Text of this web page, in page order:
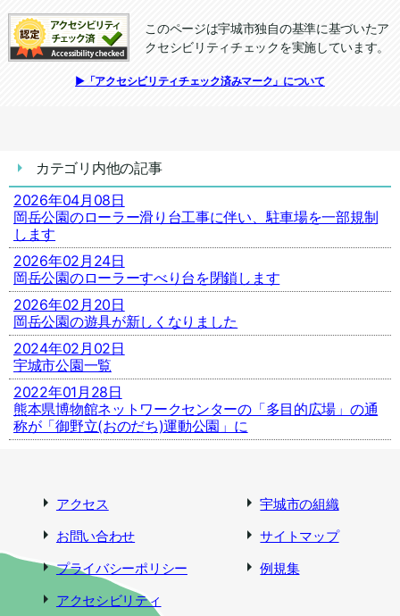
追加情報：アクセシビリティチェック
このページは宇城市独自の基準に基づいたア
クセシビリティチェックを実施しています。
▶「アクセシビリティチェック済みマーク」について
カテゴリ内他の記事
2026年04月08日
岡岳公園のローラー滑り台工事に伴い、駐車場を一部規制
します
2026年02月24日
岡岳公園のローラーすべり台を閉鎖します
2026年02月20日
岡岳公園の遊具が新しくなりました
2024年02月02日
宇城市公園一覧
2022年01月28日
熊本県博物館ネットワークセンターの「多目的広場」の通
称が「御野立(おのだち)運動公園」に
アクセス
宇城市の組織
お問い合わせ
サイトマップ
プライバシーポリシー
例規集
アクセシビリティ